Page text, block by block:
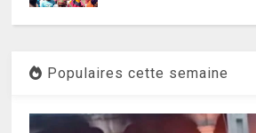
Populaires cette semaine